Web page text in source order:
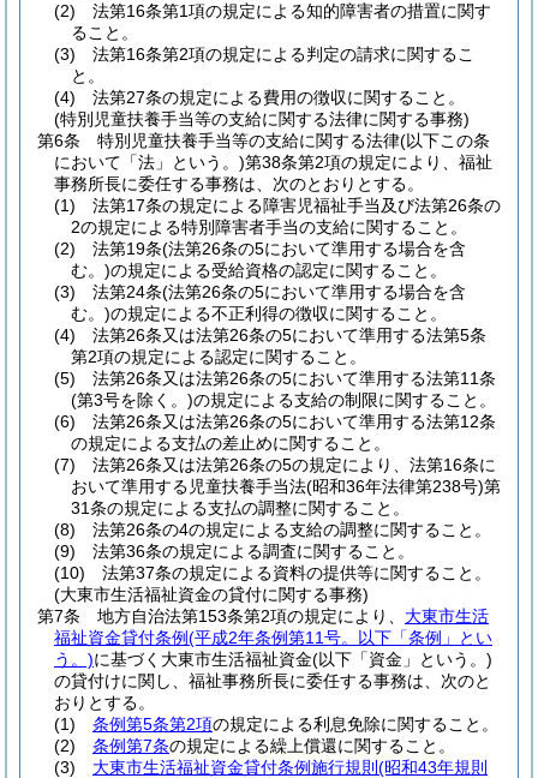
(2)
法第16条第1項の規定による知的障害者の措置に関す
ること。
(3)
法第16条第2項の規定による判定の請求に関するこ
と。
(4)
法第27条の規定による費用の徴収に関すること。
(特別児童扶養手当等の支給に関する法律に関する事務)
第6条
特別児童扶養手当等の支給に関する法律(以下この条
において「法」という。)第38条第2項の規定により、福祉
事務所長に委任する事務は、次のとおりとする。
(1)
法第17条の規定による障害児福祉手当及び法第26条の
2の規定による特別障害者手当の支給に関すること。
(2)
法第19条(法第26条の5において準用する場合を含
む。)の規定による受給資格の認定に関すること。
(3)
法第24条(法第26条の5において準用する場合を含
む。)の規定による不正利得の徴収に関すること。
(4)
法第26条又は法第26条の5において準用する法第5条
第2項の規定による認定に関すること。
(5)
法第26条又は法第26条の5において準用する法第11条
(第3号を除く。)の規定による支給の制限に関すること。
(6)
法第26条又は法第26条の5において準用する法第12条
の規定による支払の差止めに関すること。
(7)
法第26条又は法第26条の5の規定により、法第16条に
おいて準用する児童扶養手当法(昭和36年法律第238号)第
31条の規定による支払の調整に関すること。
(8)
法第26条の4の規定による支給の調整に関すること。
(9)
法第36条の規定による調査に関すること。
(10)
法第37条の規定による資料の提供等に関すること。
(大東市生活福祉資金の貸付に関する事務)
第7条
地方自治法第153条第2項の規定により、 大東市生活
福祉資金貸付条例(平成2年条例第11号。以下「条例」とい
う。)に基づく大東市生活福祉資金(以下「資金」という。)
の貸付けに関し、福祉事務所長に委任する事務は、次のと
おりとする。
(1)
条例第5条第2項の規定による利息免除に関すること。
(2)
条例第7条の規定による繰上償還に関すること。
(3)
大東市生活福祉資金貸付条例施行規則 (昭和43年規則